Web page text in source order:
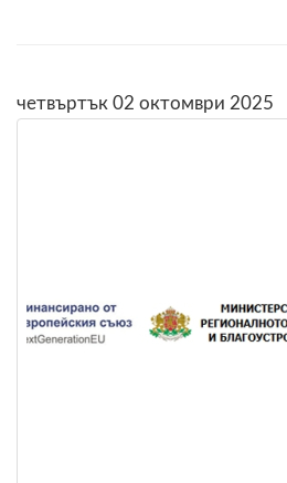
четвъртък 02 октомври 2025